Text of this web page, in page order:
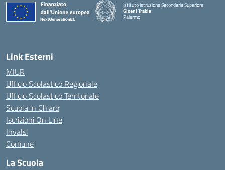
Istituto Istruzione Secondaria Superiore
Gioeni Trabia
Palermo
Link Esterni
MIUR
Ufficio Scolastico Regionale
Ufficio Scolastico Territoriale
Scuola in Chiaro
Iscrizioni On Line
Invalsi
Comune
La Scuola